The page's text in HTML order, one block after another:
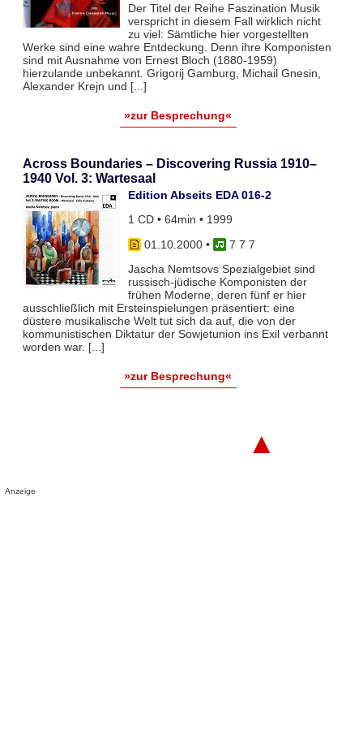
Der Titel der Reihe Faszination Musik
verspricht in diesem Fall wirklich nicht
zu viel: Sämtliche hier vorgestellten
Werke sind eine wahre Entdeckung. Denn ihre Komponisten
sind mit Ausnahme von Ernest Bloch (1880-1959)
hierzulande unbekannt. Grigorij Gamburg, Michail Gnesin,
Alexander Krejn und [...]
»zur Besprechung«
Across Boundaries – Discovering Russia 1910–
1940 Vol. 3: Wartesaal
Edition Abseits EDA 016-2
1 CD • 64min • 1999
01.10.2000•
7 7 7
Jascha Nemtsovs Spezialgebiet sind
russisch-jüdische Komponisten der
frühen Moderne, deren fünf er hier
ausschließlich mit Ersteinspielungen präsentiert: eine
düstere musikalische Welt tut sich da auf, die von der
kommunistischen Diktatur der Sowjetunion ins Exil verbannt
worden war. [...]
»zur Besprechung«
▲
Anzeige